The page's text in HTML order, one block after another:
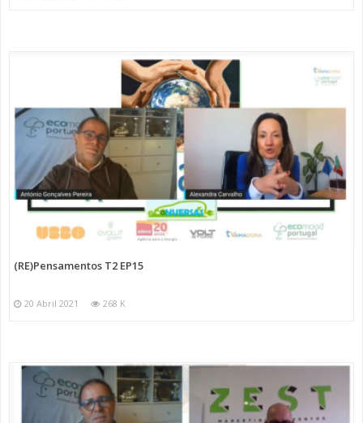
(RE)Pensamentos T2 EP15
20 Abril 2021 268 K